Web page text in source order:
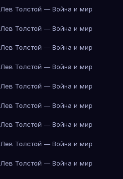
Лев Толстой — Война и мир
Лев Толстой — Война и мир
Лев Толстой — Война и мир
Лев Толстой — Война и мир
Лев Толстой — Война и мир
Лев Толстой — Война и мир
Лев Толстой — Война и мир
Лев Толстой — Война и мир
Лев Толстой — Война и мир